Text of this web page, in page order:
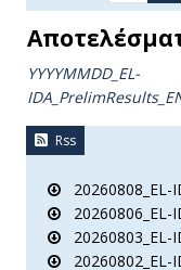
YYYYMMDD_EL-
Rss
20260808_EL-
20260806_EL-
20260803_EL-
20260802_EL-